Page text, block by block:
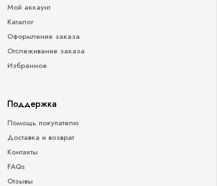
Мой аккаунт
Каталог
Оформление заказа
Отслеживание заказа
Избранное
Поддержка
Помощь покупателю
Доставка и возврат
Контакты
FAQs
Отзывы